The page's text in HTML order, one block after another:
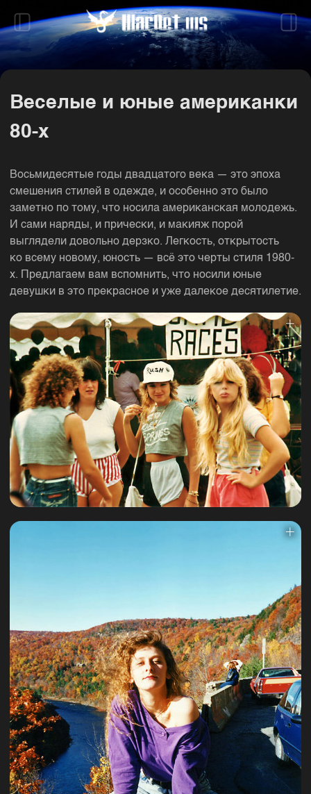
Веселые и юные американки
80-х
Восьмидесятые годы двадцатого века — это эпоха
смешения стилей в одежде, и особенно это было
заметно по тому, что носила американская молодежь.
И сами наряды, и прически, и макияж порой
выглядели довольно дерзко. Легкость, открытость
ко всему новому, юность — всё это черты стиля 1980-
х. Предлагаем вам вспомнить, что носили юные
девушки в это прекрасное и уже далекое десятилетие.